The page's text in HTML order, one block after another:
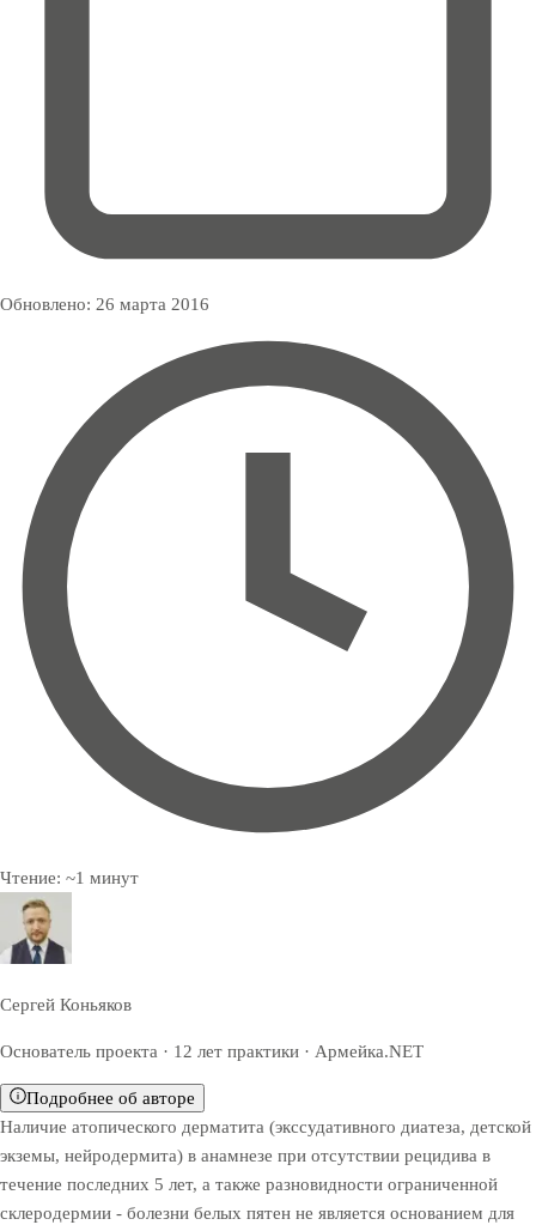
Обновлено: 26 марта 2016
Чтение: ~1 минут
Сергей Коньяков
Основатель проекта · 12 лет практики · Армейка.NET
Подробнее об авторе
Наличие атопического дерматита (экссудативного диатеза, детской
экземы, нейродермита) в анамнезе при отсутствии рецидива в
течение последних 5 лет, а также разновидности ограниченной
склеродермии - болезни белых пятен не является основанием для